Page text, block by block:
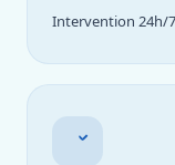
Intervention 24h/